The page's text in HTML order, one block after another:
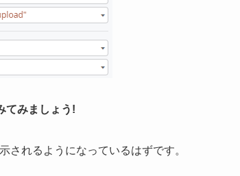
てみましょう!
されるようになっているはずです。